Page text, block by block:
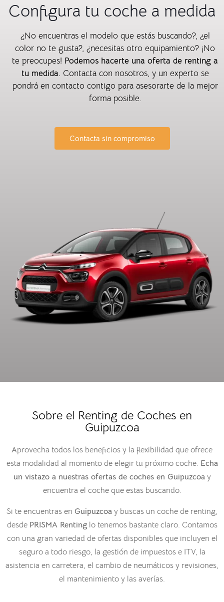
Configura tu coche a medida
¿No encuentras el modelo que estás buscando?, ¿el
color no te gusta?, ¿necesitas otro equipamiento? ¡No
te preocupes! Podemos hacerte una oferta de renting a
tu medida. Contacta con nosotros, y un experto se
pondrá en contacto contigo para asesorarte de la mejor
forma posible.
Contacta sin compromiso
Sobre el Renting de Coches en
Guipuzcoa
Aprovecha todos los beneficios y la flexibilidad que ofrece
esta modalidad al momento de elegir tu próximo coche. Echa
un vistazo a nuestras ofertas de coches en Guipuzcoay
encuentra el coche que estas buscando.
Si te encuentras en Guipuzcoa y buscas un coche de renting,
desde PRISMA Rentinglo tenemos bastante claro. Contamos
con una gran variedad de ofertas disponibles que incluyen el
seguro a todo riesgo, la gestión de impuestos e ITV, la
asistencia en carretera, el cambio de neumáticos y revisiones,
el mantenimiento y las averías.